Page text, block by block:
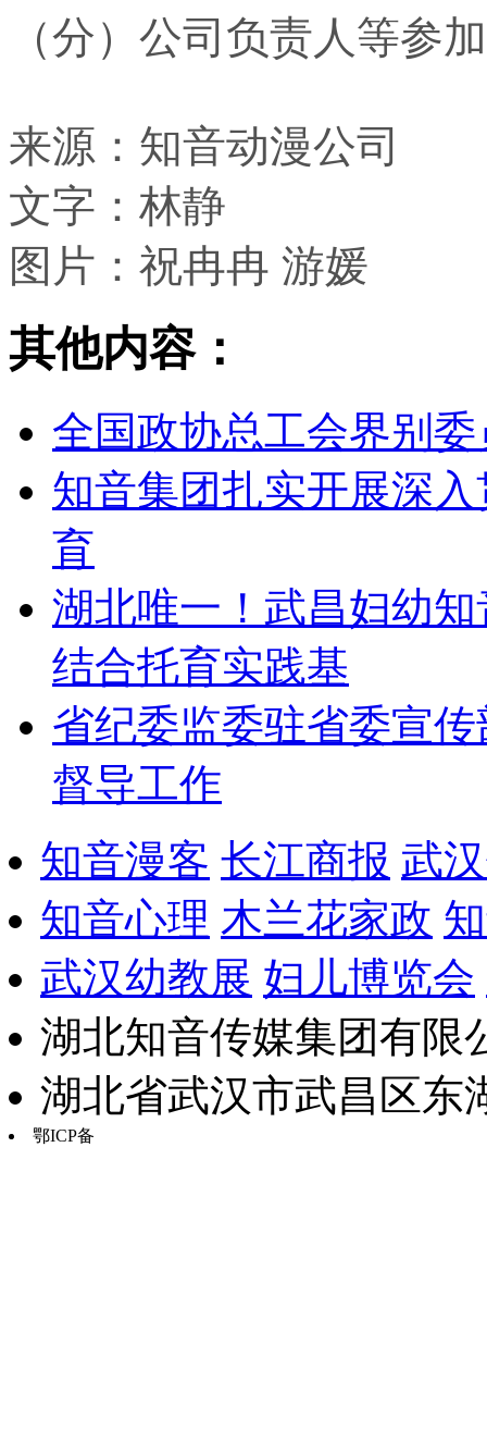
（分）公司负责人等参
来源：知音动漫公司
文字：林静
图片：祝冉冉 游媛
其他内容：
全国政协总工会界别
知音集团扎实开展深
育
湖北唯一！武昌妇幼
结合托育实践基
省纪委监委驻省委宣
督导工作
知音漫客 长江商报 武
知音心理 木兰花家政
武汉幼教展 妇儿博览会
湖北知音传媒集团有限
湖北省武汉市武昌区东
鄂ICP备